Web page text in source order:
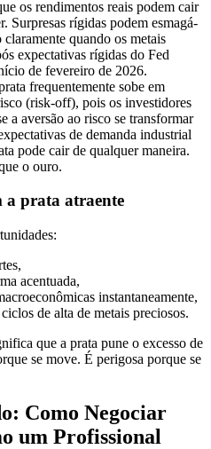
os rendimentos reais podem cair
Surpresas rígidas podem esmagá-
quando os metais
expectativas rígidas do Fed
de fevereiro de 2026.
frequentemente sobe em
(risk-off), pois os investidores
a aversão ao risco se transformar
de demanda industrial
pode cair de qualquer maneira.
o ouro.
a prata atraente
acentuada,
instantaneamente,
de alta de metais preciosos.
que a prata pune o excesso de
se move. É perigosa porque se
Como Negociar
um Profissional